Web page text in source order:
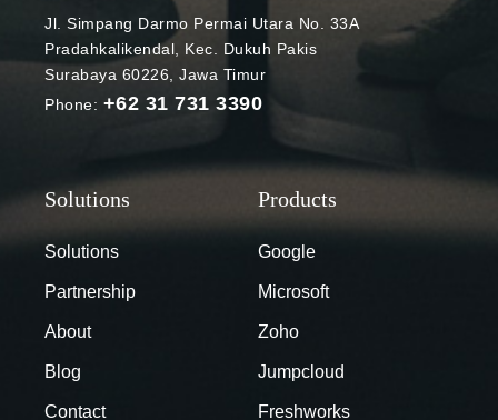
peluang baru
bagi
perusahaan
untuk
aplikasi gen
AI yang dapat
n data baru.
akan
gen AI
Jl. Simpang Darmo Permai Utara No. 33A
Pradahkalikendal, Kec. Dukuh Pakis
Surabaya 60226, Jawa Timur
Phone: +62 31 731 3390
Solutions
Partnership
About
Blog
Contact
Google
Microsoft
Zoho
Jumpcloud
Freshworks